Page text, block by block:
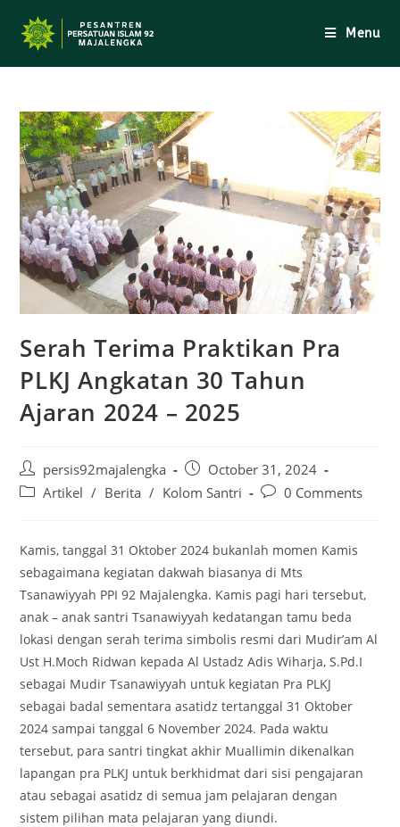
content
Menu
Serah Terima Praktikan Pra
PLKJ Angkatan 30 Tahun
Ajaran 2024 – 2025
Post
author:
persis92majalengka
Post
published:
October 31, 2024
PostArtikel / Berita / Kolom Santri
Post0 Comments
Kamis, tanggal 31 Oktober 2024 bukanlah momen Kamis
sebagaimana kegiatan dakwah biasanya di Mts
Tsanawiyyah PPI 92 Majalengka. Kamis pagi hari tersebut,
anak – anak santri Tsanawiyyah kedatangan tamu beda
lokasi dengan serah terima simbolis resmi dari Mudir’am Al
Ust H.Moch Ridwan kepada Al Ustadz Adis Wiharja, S.Pd.I
sebagai Mudir Tsanawiyyah untuk kegiatan Pra PLKJ
sebagai badal sementara asatidz tertanggal 31 Oktober
2024 sampai tanggal 6 November 2024. Pada waktu
tersebut, para santri tingkat akhir Muallimin dikenalkan
lapangan pra PLKJ untuk berkhidmat dari sisi pengajaran
atau sebagai asatidz di semua jam pelajaran dengan
sistem pilihan mata pelajaran yang diundi.